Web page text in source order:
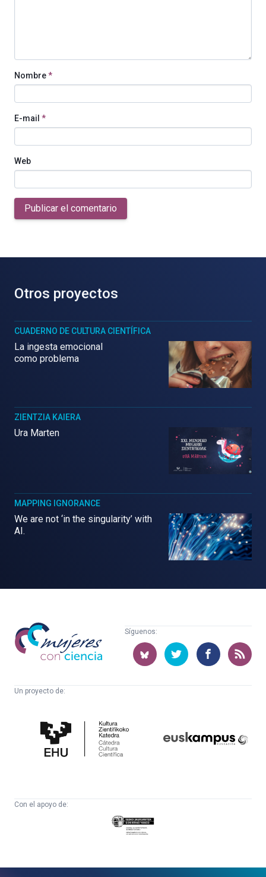
Nombre*
E-mail *
Web
Publicar el comentario
Otros proyectos
CUADERNO DE CULTURA CIENTÍFICA
La ingesta emocional
como problema
ZIENTZIA KAIERA
Ura Marten
MAPPING IGNORANCE
We are not ‘in the singularity’ with
AI.
Mujeres
con
ciencia
Síguenos:
Un proyecto de:
Cultura
Científica
Con el apoyo de:
Eusko
Jaurlaritza